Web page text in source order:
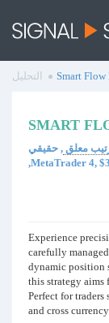
Smart Flow التحليل
معلق , حقيقي , USD , FXTRADING.com , 1:400
,MetaTrader 4,
Experience
carefully
dynamic position
this strategy aims
Perfect for traders
and cross